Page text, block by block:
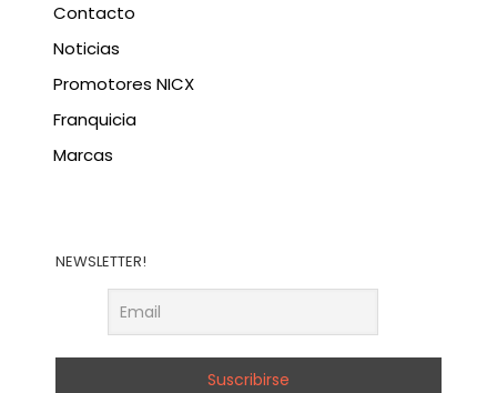
Contacto
Noticias
Promotores NICX
Franquicia
Marcas
NEWSLETTER!